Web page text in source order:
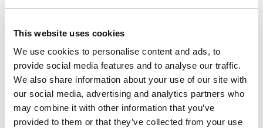
This website uses cookies
We use cookies to personalise content and ads, to
provide social media features and to analyse our traffic.
We also share information about your use of our site with
our social media, advertising and analytics partners who
may combine it with other information that you’ve
provided to them or that they’ve collected from your use
CAMPANIAIlpanuozzoè il panino tipico della
Preparato con il pane fatto con l’impasto della
pizza, la sua morbida consistenza si presta per
essere farcita da ogni tipo di salume e salsa! E non
può mancare lamozzarella di bufala tipica della